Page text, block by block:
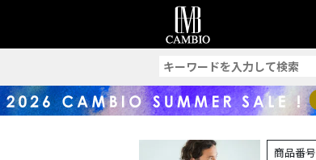
商品番号